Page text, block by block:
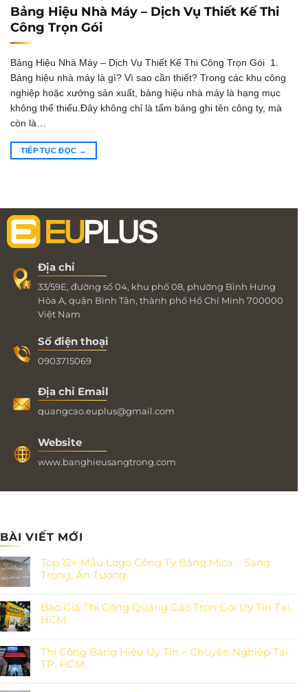
Bảng Hiệu Nhà Máy – Dịch Vụ Thiết Kế Thi
Công Trọn Gói
Bảng Hiệu Nhà Máy – Dịch Vụ Thiết Kế Thi Công Trọn Gói 1.
Bảng hiệu nhà máy là gì? Vì sao cần thiết? Trong các khu công
nghiệp hoặc xưởng sản xuất, bảng hiệu nhà máy là hạng mục
không thể thiếu.Đây không chỉ là tấm bảng ghi tên công ty, mà
còn là…
TIẾP TỤC ĐỌC →
Địa chỉ
33/59E, đường số 04, khu phố 08, phường Bình Hưng
Hòa A, quận Bình Tân, thành phố Hồ Chí Minh 700000
Việt Nam
Số điện thoại
0903715069
Địa chỉ Email
quangcao.euplus@gmail.com
Website
www.banghieusangtrong.com
BÀI VIẾT MỚI
Top 12+ Mẫu Logo Công Ty Bằng Mica – Sang
Trọng, Ấn Tượng
Báo Giá Thi Công Quảng Cáo Trọn Gói Uy Tín Tại
HCM
Thi Công Bảng Hiệu Uy Tín – Chuyên Nghiệp Tại
TP. HCM